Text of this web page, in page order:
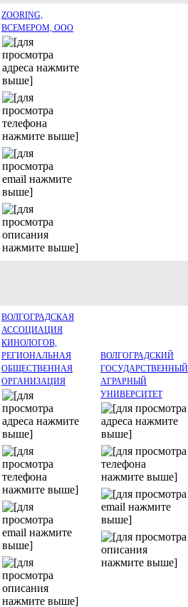
ZOORING,
ВСЕМЕРОМ, ООО
ВОЛГОГРАДСКАЯ
АССОЦИАЦИЯ
КИНОЛОГОВ,
РЕГИОНАЛЬНАЯ
ОБЩЕСТВЕННАЯ
ОРГАНИЗАЦИЯ
ВОЛГОГРАДСКИЙ
ГОСУДАРСТВЕННЫЙ
АГРАРНЫЙ
УНИВЕРСИТЕТ